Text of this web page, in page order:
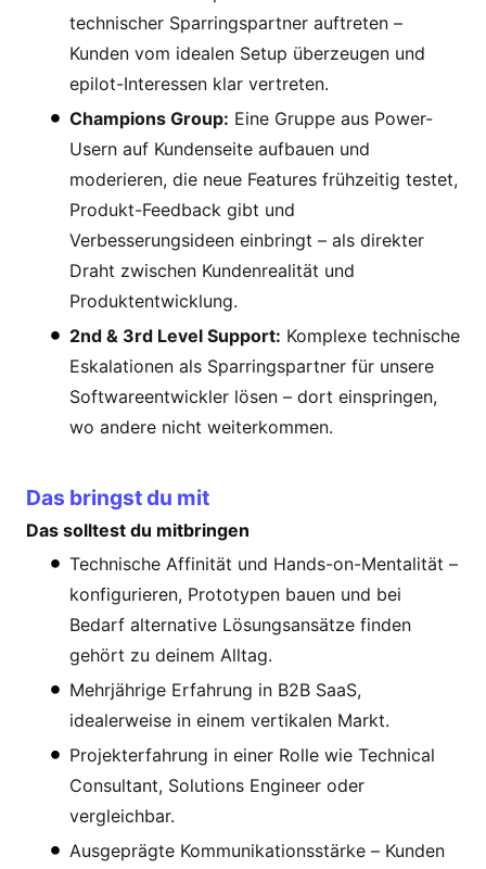
technischer Sparringspartner auftreten –
Kunden vom idealen Setup überzeugen und
epilot-Interessen klar vertreten.
Champions Group: Eine Gruppe aus Power-
Usern auf Kundenseite aufbauen und
moderieren, die neue Features frühzeitig testet,
Produkt-Feedback gibt und
Verbesserungsideen einbringt – als direkter
Draht zwischen Kundenrealität und
Produktentwicklung.
2nd & 3rd Level Support: Komplexe technische
Eskalationen als Sparringspartner für unsere
Softwareentwickler lösen – dort einspringen,
wo andere nicht weiterkommen.
Das bringst du mit
Das solltest du mitbringen
Technische Affinität und Hands-on-Mentalität –
konfigurieren, Prototypen bauen und bei
Bedarf alternative Lösungsansätze finden
gehört zu deinem Alltag.
Mehrjährige Erfahrung in B2B SaaS,
idealerweise in einem vertikalen Markt.
Projekterfahrung in einer Rolle wie Technical
Consultant, Solutions Engineer oder
vergleichbar.
Ausgeprägte Kommunikationsstärke – Kunden